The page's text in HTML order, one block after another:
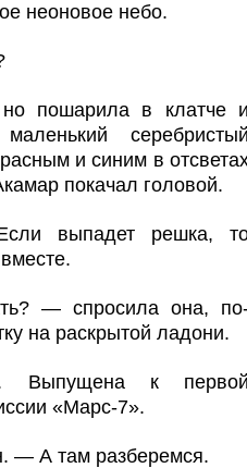
неоновое небо.
пошарила в клатче
и синим в
покачал головой.
выпадет решка,
— спросила она,
на раскрытой ладони.
Выпущена к
«Марс-7».
— А там разберемся.